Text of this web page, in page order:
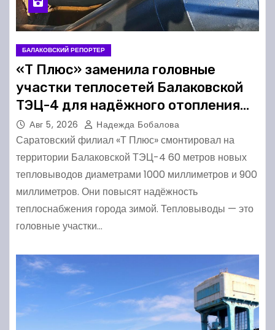
БАЛАКОВСКИЙ РЕПОРТЕР
«Т Плюс» заменила головные
участки теплосетей Балаковской
ТЭЦ-4 для надёжного отопления
жителей
Авг 5, 2026 Надежда Бобалова
Саратовский филиал «Т Плюс» смонтировал на
территории Балаковской ТЭЦ-4 60 метров новых
тепловыводов диаметрами 1000 миллиметров и 900
миллиметров. Они повысят надёжность
теплоснабжения города зимой. Тепловыводы — это
головные участки…